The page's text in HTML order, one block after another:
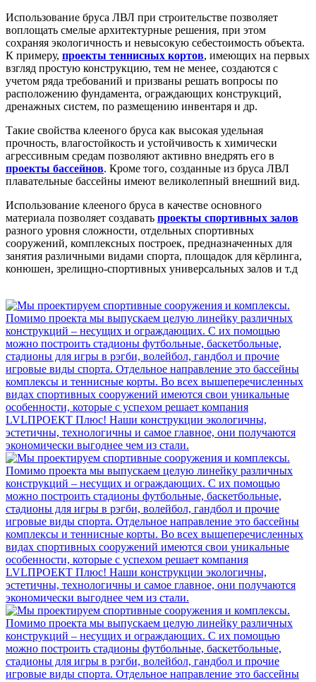
Использование бруса ЛВЛ при строительстве позволяет
воплощать смелые архитектурные решения, при этом
сохраняя экологичность и невысокую себестоимость объекта.
К примеру, проекты теннисных кортов, имеющих на первых
взгляд простую конструкцию, тем не менее, создаются с
учетом ряда требований и призваны решать вопросы по
расположению фундамента, ограждающих конструкций,
дренажных систем, по размещению инвентаря и др.
Такие свойства клееного бруса как высокая удельная
прочность, влагостойкость и устойчивость к химически
агрессивным средам позволяют активно внедрять его в
проекты бассейнов. Кроме того, созданные из бруса ЛВЛ
плавательные бассейны имеют великолепный внешний вид.
Использование клееного бруса в качестве основного
материала позволяет создавать проекты спортивных залов
разного уровня сложности, отдельных спортивных
сооружений, комплексных построек, предназначенных для
занятия различными видами спорта, площадок для кёрлинга,
конюшен, зрелищно-спортивных универсальных залов и т.д